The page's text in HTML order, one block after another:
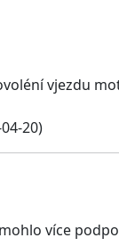
vjezdu
20)
více